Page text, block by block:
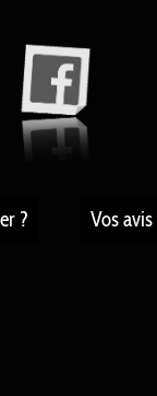
? Vos avis